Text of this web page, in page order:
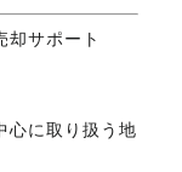
却サポート
心に取り扱う地